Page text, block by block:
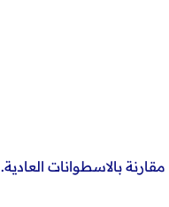
بالاسطوانات العادية.